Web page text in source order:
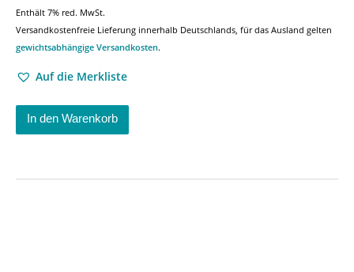
Enthält 7% red. MwSt.
Versandkostenfreie Lieferung innerhalb Deutschlands, für das Ausland gelten
gewichtsabhängige Versandkosten.
Auf die Merkliste
In den Warenkorb